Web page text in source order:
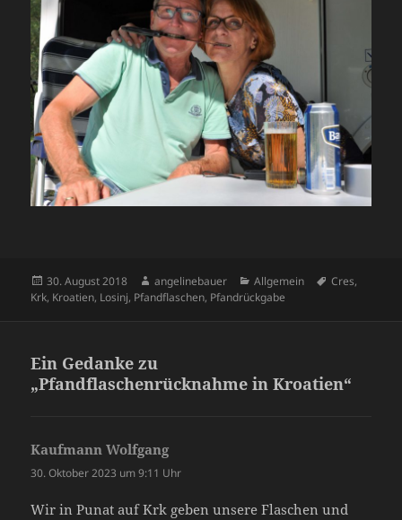
Veröffentlicht
am
30. August 2018 Autor
angelinebauer Kategorien
Allgemein Schlagwörter
Cres,
Krk, Kroatien, Losinj, Pfandflaschen, Pfandrückgabe
Ein Gedanke zu
„Pfandflaschenrücknahme in Kroatien“
Kaufmann Wolfgang
30. Oktober 2023 um 9:11 Uhr
Wir in Punat auf Krk geben unsere Flaschen und